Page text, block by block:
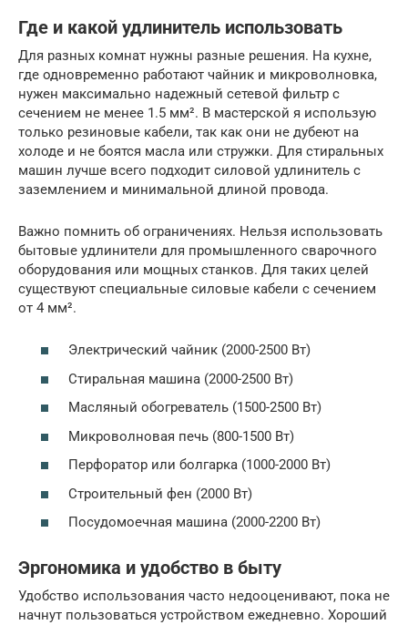
Где и какой удлинитель использовать
Для разных комнат нужны разные решения. На кухне,
где одновременно работают чайник и микроволновка,
нужен максимально надежный сетевой фильтр с
сечением не менее 1.5 мм². В мастерской я использую
только резиновые кабели, так как они не дубеют на
холоде и не боятся масла или стружки. Для стиральных
машин лучше всего подходит силовой удлинитель с
заземлением и минимальной длиной провода.
Важно помнить об ограничениях. Нельзя использовать
бытовые удлинители для промышленного сварочного
оборудования или мощных станков. Для таких целей
существуют специальные силовые кабели с сечением
от 4 мм².
Электрический чайник (2000-2500 Вт)
Стиральная машина (2000-2500 Вт)
Масляный обогреватель (1500-2500 Вт)
Микроволновая печь (800-1500 Вт)
Перфоратор или болгарка (1000-2000 Вт)
Строительный фен (2000 Вт)
Посудомоечная машина (2000-2200 Вт)
Эргономика и удобство в быту
Удобство использования часто недооценивают, пока не
начнут пользоваться устройством ежедневно. Хороший